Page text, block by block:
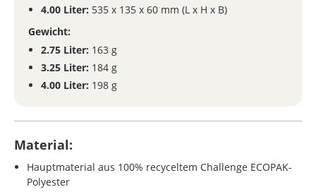
4.00 Liter: 535 x 135 x 60 mm (L x H x B)
Gewicht:
2.75 Liter: 163 g
3.25 Liter: 184 g
4.00 Liter: 198 g
Material:
Hauptmaterial aus 100% recyceltem Challenge ECOPAK-
Polyester